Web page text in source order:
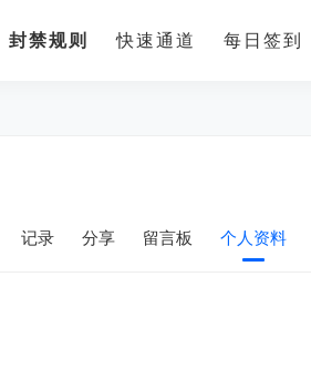
封禁规则 快速通道 每日签到
记录 分享 留言板 个人资料